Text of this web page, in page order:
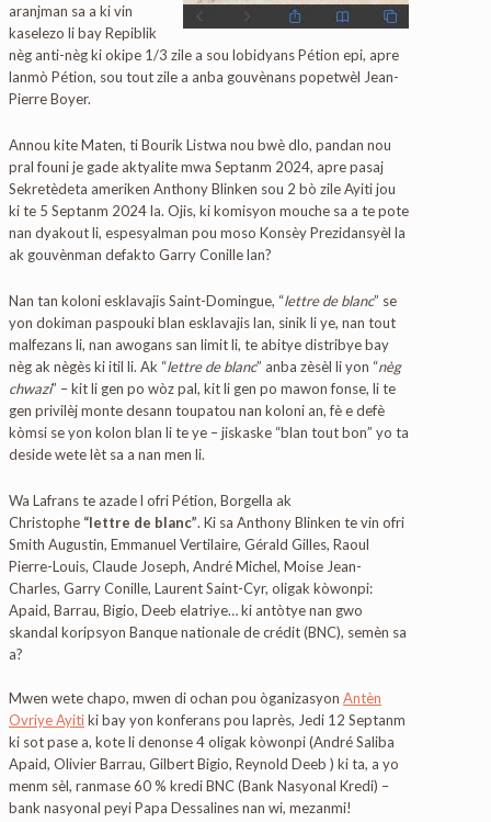
aranjman sa a ki vin
kaselezo li bay Repiblik
nèg anti-nèg ki okipe 1/3 zile a sou lobidyans Pétion epi, apre
lanmò Pétion, sou tout zile a anba gouvènans popetwèl Jean-
Pierre Boyer.
Annou kite Maten, ti Bourik Listwa nou bwè dlo, pandan nou
pral founi je gade aktyalite mwa Septanm 2024, apre pasaj
Sekretèdeta ameriken Anthony Blinken sou 2 bò zile Ayiti jou
ki te 5 Septanm 2024 la. Ojis, ki komisyon mouche sa a te pote
nan dyakout li, espesyalman pou moso Konsèy Prezidansyèl la
ak gouvènman defakto Garry Conille lan?
Nan tan koloni esklavajis Saint-Domingue, “lettre de blanc” se
yon dokiman paspouki blan esklavajis lan, sinik li ye, nan tout
malfezans li, nan awogans san limit li, te abitye distribye bay
nèg ak nègès ki itil li. Ak “lettre de blanc” anba zèsèl li yon “nèg
chwazi” – kit li gen po wòz pal, kit li gen po mawon fonse, li te
gen privilèj monte desann toupatou nan koloni an, fè e defè
kòmsi se yon kolon blan li te ye – jiskaske “blan tout bon” yo ta
deside wete lèt sa a nan men li.
Wa Lafrans te azade l ofri Pétion, Borgella ak
Christophe “lettre de blanc”. Ki sa Anthony Blinken te vin ofri
Smith Augustin, Emmanuel Vertilaire, Gérald Gilles, Raoul
Pierre-Louis, Claude Joseph, André Michel, Moise Jean-
Charles, Garry Conille, Laurent Saint-Cyr, oligak kòwonpi:
Apaid, Barrau, Bigio, Deeb elatriye… ki antòtye nan gwo
skandal koripsyon Banque nationale de crédit (BNC), semèn sa
a?
Mwen wete chapo, mwen di ochan pou òganizasyon Antèn
Ovriye Ayitiki bay yon konferans pou laprès, Jedi 12 Septanm
ki sot pase a, kote li denonse 4 oligak kòwonpi (André Saliba
Apaid, Olivier Barrau, Gilbert Bigio, Reynold Deeb ) ki ta, a yo
menm sèl, ranmase 60 % kredi BNC (Bank Nasyonal Kredi) –
bank nasyonal peyi Papa Dessalines nan wi, mezanmi!